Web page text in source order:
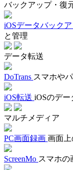
バックアップ・復
iOSデータバック
と管理
データ転送
DoTrans スマホや
iOS転送 iOSのデ
マルチメディア
PC画面録画 画面
ScreenMo スマホの